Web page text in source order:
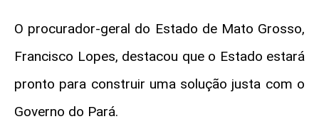
O procurador-geral do Estado de Mato Grosso,
Francisco Lopes, destacou que o Estado estará
pronto para construir uma solução justa com o
Governo do Pará.